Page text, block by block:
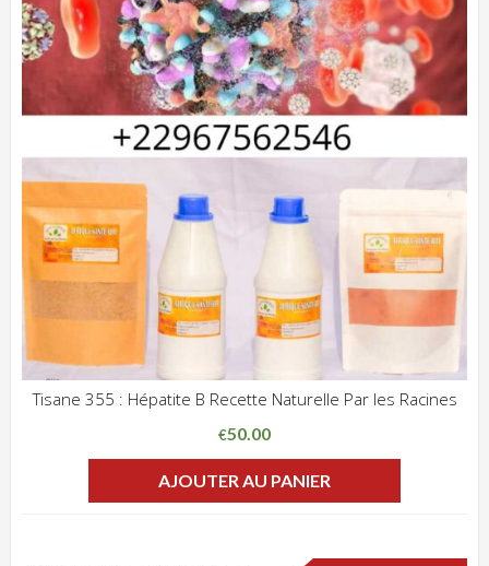
Tisane 355 : Hépatite B Recette Naturelle Par les Racines
€50.00
AJOUTER AU PANIER